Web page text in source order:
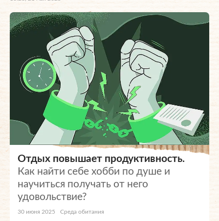
Отдых повышает продуктивность.
Как найти себе хобби по душе и
научиться получать от него
удовольствие?
30 июня 2025 Среда обитания